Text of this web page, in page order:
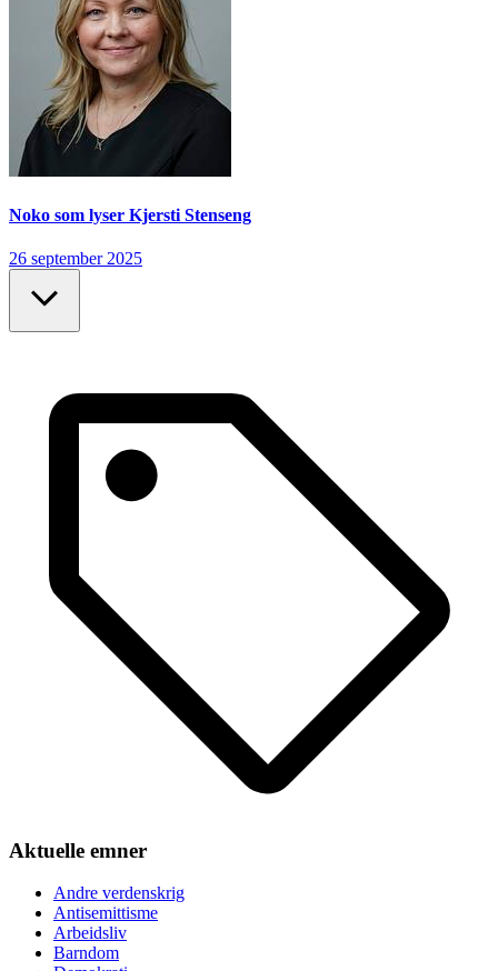
Noko som lyser Kjersti Stenseng
26 september 2025
Aktuelle emner
Andre verdenskrig
Antisemittisme
Arbeidsliv
Barndom